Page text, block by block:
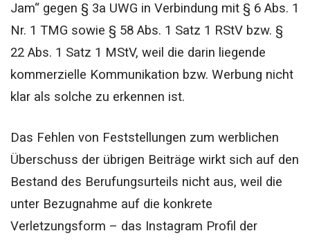
Jam“ gegen § 3a UWG in Verbindung mit § 6 Abs. 1
Nr. 1 TMG sowie § 58 Abs. 1 Satz 1 RStV bzw. §
22 Abs. 1 Satz 1 MStV, weil die darin liegende
kommerzielle Kommunikation bzw. Werbung nicht
klar als solche zu erkennen ist.
Das Fehlen von Feststellungen zum werblichen
Überschuss der übrigen Beiträge wirkt sich auf den
Bestand des Berufungsurteils nicht aus, weil die
unter Bezugnahme auf die konkrete
Verletzungsform – das Instagram Profil der